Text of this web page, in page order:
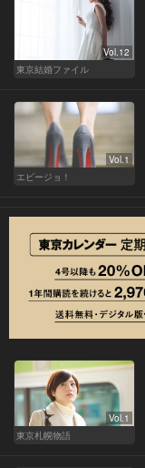
Vol.12
東京結婚ファイル
Vol.1
エビージョ！
Vol.1
東京札幌物語